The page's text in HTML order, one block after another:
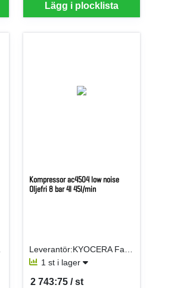
Lägg i plocklista
Kompressor ac4504 low noise
Oljefri 8 bar 4l 45l/min
1 st i lager
2 743:75 / st
SEK per ST